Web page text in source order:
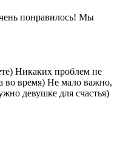
понравилось! Мы
Никаких проблем не
во время) Не мало важно,
девушке для счастья)